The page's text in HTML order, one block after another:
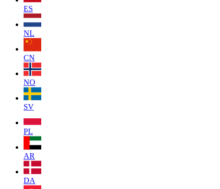
ES
NL
CN
NO
SV
PL
AR
DA